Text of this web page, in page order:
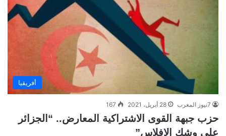
أفريقيا
7نيوز المغرب 28 أبريل، 2021 167
حزب جبهة القوى الاشتراكية المعارض.. “الجزائر
على وشك الإفلاس”